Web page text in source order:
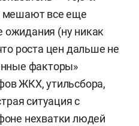
мешают все еще
(ну никак
роста цен дальше не
факторы»
ЖКХ, утильсбора,
ситуация с
нехватки людей